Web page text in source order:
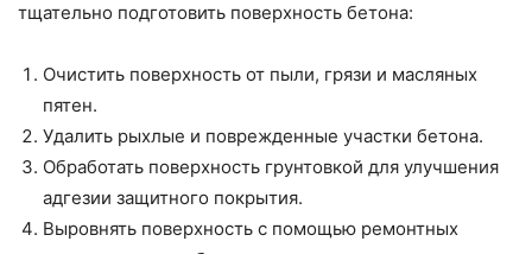
тщательно подготовить поверхность бетона:
Очистить поверхность от пыли, грязи и масляных
пятен.
Удалить рыхлые и поврежденные участки бетона.
Обработать поверхность грунтовкой для улучшения
адгезии защитного покрытия.
Выровнять поверхность с помощью ремонтных